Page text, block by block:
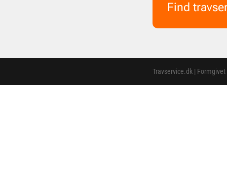
Find
Travservice.dk |